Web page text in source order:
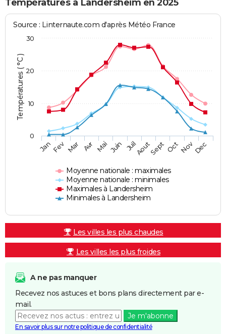
Températures à Landersheim en 2025
Températures ( °C )
Source : Linternaute.com d'après Météo France
Moyenne nationale : maximales
Moyenne nationale : minimales
Maximales à Landersheim
Minimales à Landersheim
JanFev Mar Avr Mai Juin JuilAoutSept OctNovDec
0
10
20
30
Les villes les plus chaudes
Les villes les plus froides
A ne pas manquer
Recevez nos astuces et bons plans directement par e-
mail.
Je m'abonne
En savoir plus sur notre politique de confidentialité